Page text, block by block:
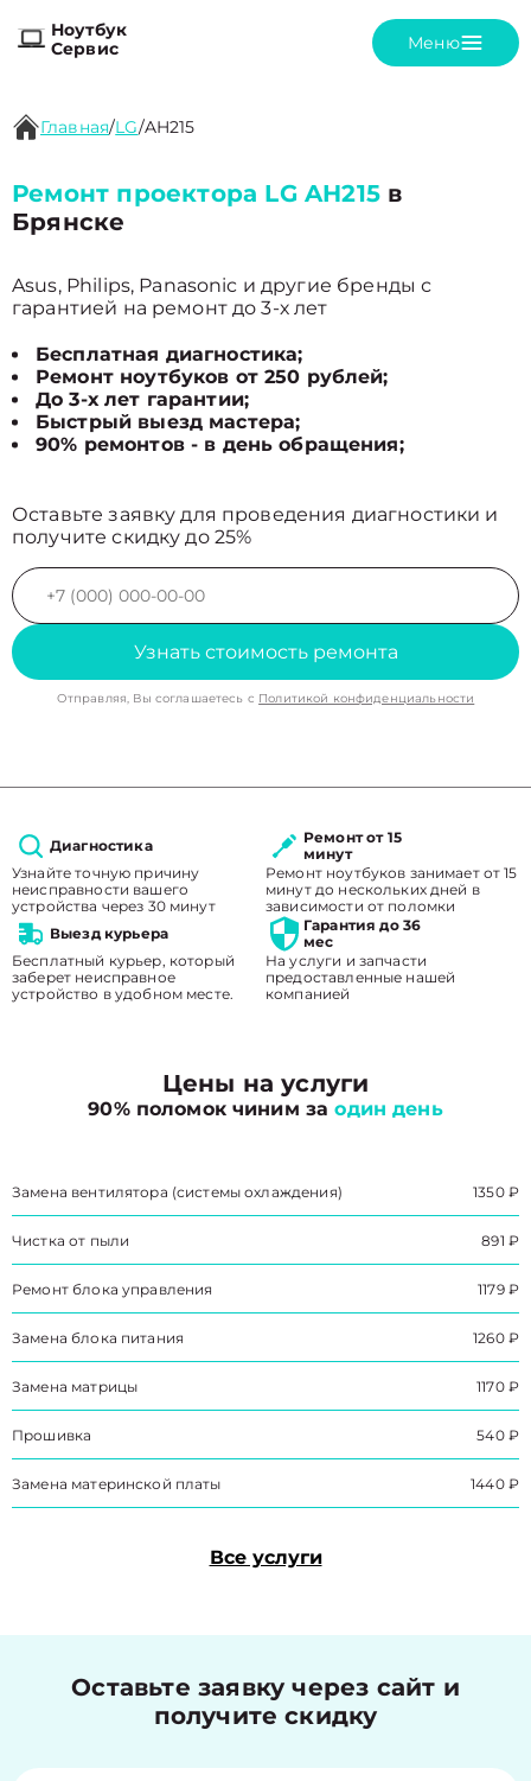
Ноутбук
Сервис
Меню
Главная/LG/AH215
Ремонт проектора LG AH215 в
Брянске
Asus, Philips, Panasonic и другие бренды с
гарантией на ремонт до 3-х лет
Бесплатная диагностика;
Ремонт ноутбуков от 250 рублей;
До 3-х лет гарантии;
Быстрый выезд мастера;
90% ремонтов - в день обращения;
Оставьте заявку для проведения диагностики и
получите скидку до 25%
Узнать стоимость ремонта
Отправляя, Вы соглашаетесь с Политикой конфиденциальности
Диагностика
Узнайте точную причину
неисправности вашего
устройства через 30 минут
Ремонт от 15
минут
Ремонт ноутбуков занимает от 15
минут до нескольких дней в
зависимости от поломки
Выезд курьера
Бесплатный курьер, который
заберет неисправное
устройство в удобном месте.
Гарантия до 36
мес
На услуги и запчасти
предоставленные нашей
компанией
Цены на услуги
90% поломок чиним заодин день
Замена вентилятора (системы охлаждения) 1350 ₽
Чистка от пыли 891 ₽
Ремонт блока управления 1179 ₽
Замена блока питания 1260 ₽
Замена матрицы 1170 ₽
Прошивка 540 ₽
Замена материнской платы 1440 ₽
Все услуги
Оставьте заявку через сайт и
получите скидку